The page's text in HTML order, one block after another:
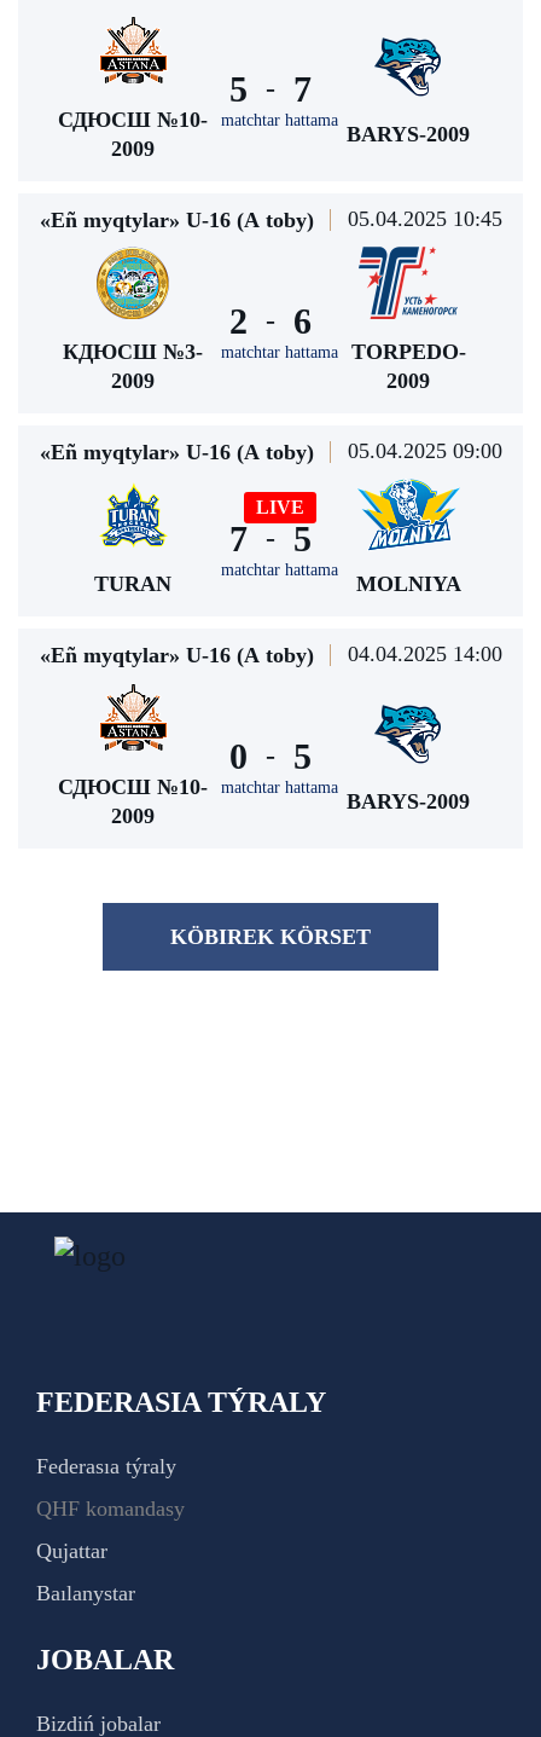
СДЮСШ №10-
2009
5 -
matchtar hattama
7
BARYS-2009
«Eñ myqtylar» U-16 (А toby) 05.04.2025 10:45
КДЮСШ №3-
2009
2 -
matchtar hattama
6
TORPEDO-
2009
«Eñ myqtylar» U-16 (А toby) 05.04.2025 09:00
TURAN
7
LIVE
-
matchtar hattama
5
MOLNIYA
«Eñ myqtylar» U-16 (А toby) 04.04.2025 14:00
СДЮСШ №10-
2009
0 -
matchtar hattama
5
BARYS-2009
KÖBІREK KÖRSET
FEDERASIA TÝRALY
Federasıa týraly
QHF komandasy
Qujattar
Baılanystar
JOBALAR
Bizdiń jobalar